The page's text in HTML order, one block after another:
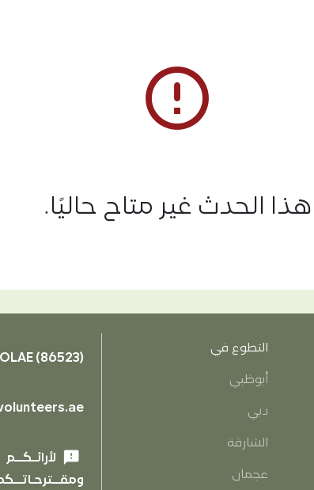
error_outline
هذا الحدث غير متاح حاليًا.
التطوع في
أبوظبي
دبي
الشارقة
عجمان
(86523)
feedback
لأرائـكــم